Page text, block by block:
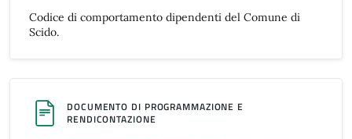
Codice di comportamento dipendenti del Comune di
Scido.
DOCUMENTO DI PROGRAMMAZIONE E
RENDICONTAZIONE